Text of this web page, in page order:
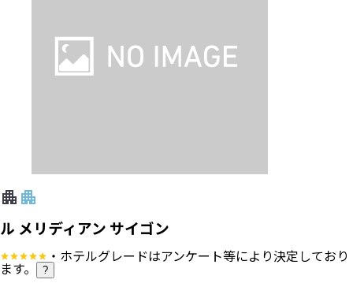
ル メリディアン サイゴン
・ホテルグレードはアンケート等により決定しており
ます。 ?